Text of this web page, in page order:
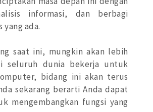
informasi, dan berbagi
ada.
saat ini, mungkin akan lebih
seluruh dunia bekerja untuk
bidang ini akan terus
sekarang berarti Anda dapat
mengembangkan fungsi yang